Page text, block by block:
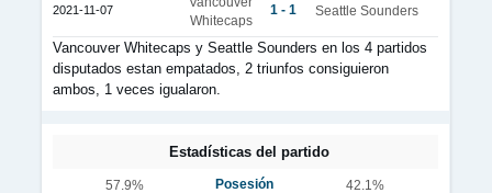
2021-11-07
Whitecaps
1 - 1 Seattle Sounders
Vancouver Whitecaps y Seattle Sounders en los 4 partidos
disputados estan empatados, 2 triunfos consiguieron
ambos, 1 veces igualaron.
Estadísticas del partido
57.9% Posesión 42.1%